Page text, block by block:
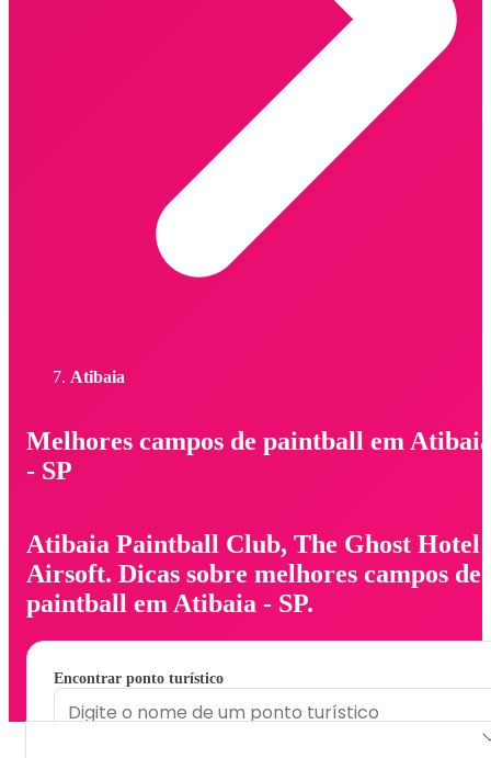
Atibaia
Melhores campos de paintball em
- SP
Atibaia Paintball Club, The Ghost Hotel
Airsoft. Dicas sobre melhores campos de
paintball em Atibaia - SP.
Encontrar ponto turístico